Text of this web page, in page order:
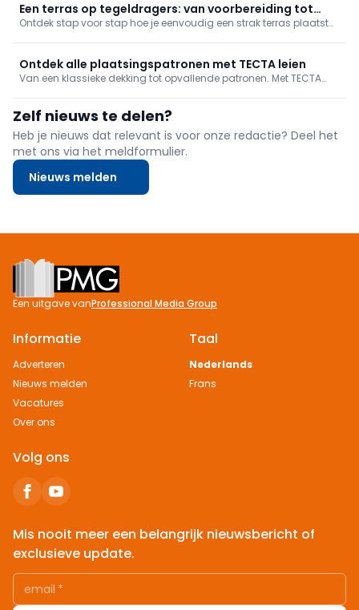
Een terras op tegeldragers: van voorbereiding tot
eindresultaat
Ontdek stap voor stap hoe je eenvoudig een strak terras plaatst
Ontdek alle plaatsingspatronen met TECTA leien
Van een klassieke dekking tot opvallende patronen. Met TECTA
Zelf nieuws te delen?
Heb je nieuws dat relevant is voor onze redactie? Deel het
met ons via het meldformulier.
Nieuws melden
Footer
Een uitgave vanProfessional Media Group
Informatie
Adverteren
Nieuws melden
Vacatures
Over ons
Taal
Nederlands
Frans
Volg ons
Mis nooit meer een belangrijk nieuwsbericht of
exclusieve update.
email *